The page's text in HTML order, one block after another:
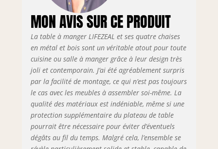
la chaise plus
stables. 🍷
【Convient pour
une famille】Ce lot
de table comprend
une table carrée et
quatre chaises qui
répondent à la
plupart des
exigences de
placement des
aliments et de la
vaisselle et
MON AVIS SUR CE PRODUIT
La table à manger LIFEZEAL et ses quatre chaises
en métal et bois sont un véritable atout pour toute
cuisine ou salle à manger grâce à leur design très
joli et contemporain. J’ai été agréablement surpris
par la facilité de montage, ce qui n’est pas toujours
le cas avec les meubles à assembler soi-même. La
qualité des matériaux est indéniable, même si une
protection supplémentaire du plateau de table
pourrait être nécessaire pour éviter d’éventuels
dégâts au fil du temps. Malgré cela, l’ensemble se